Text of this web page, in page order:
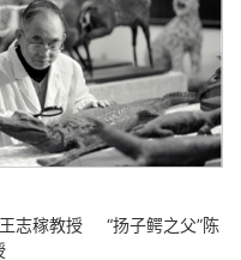
授 “扬子鳄之父”陈